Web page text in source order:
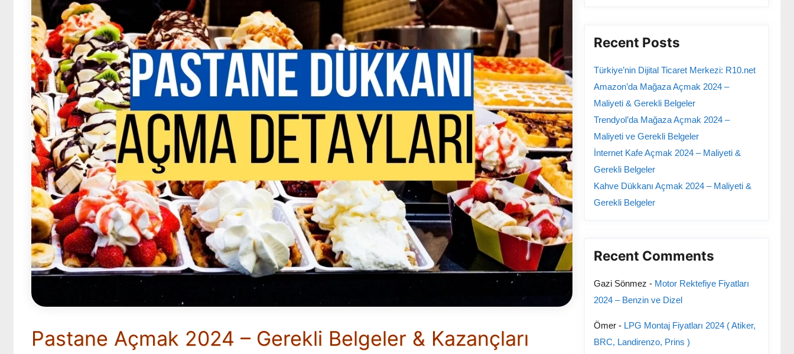
Pastane Açmak 2024 – Gerekli Belgeler & Kazançları
Recent Posts
Türkiye’nin Dijital Ticaret Merkezi: R10.net
Amazon’da Mağaza Açmak 2024 –
Maliyeti & Gerekli Belgeler
Trendyol’da Mağaza Açmak 2024 –
Maliyeti ve Gerekli Belgeler
İnternet Kafe Açmak 2024 – Maliyeti &
Gerekli Belgeler
Kahve Dükkanı Açmak 2024 – Maliyeti &
Gerekli Belgeler
Recent Comments
Gazi Sönmez - Motor Rektefiye Fiyatları
2024 – Benzin ve Dizel
Ömer - LPG Montaj Fiyatları 2024 ( Atiker,
BRC, Landirenzo, Prins )